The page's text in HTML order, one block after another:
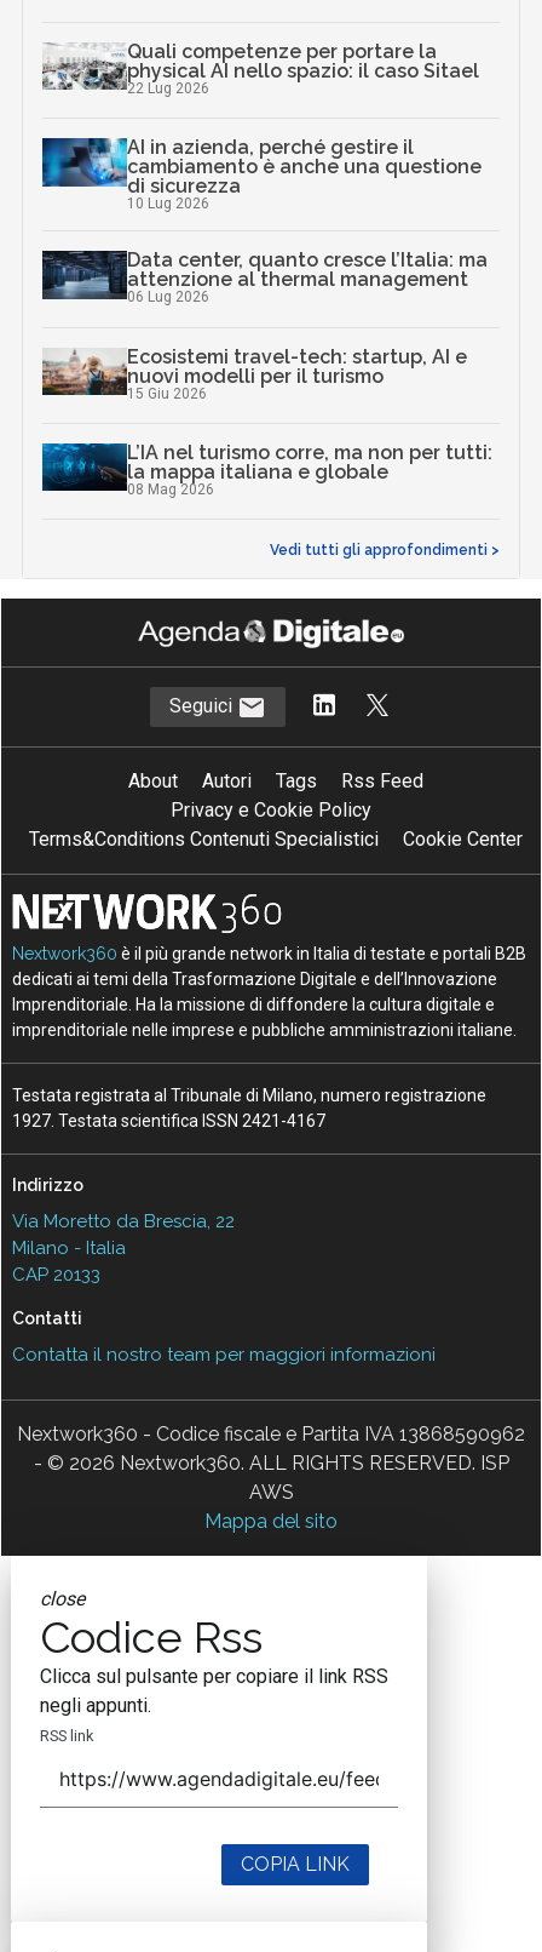
Quali competenze per portare la
physical AI nello spazio: il caso Sitael
22 Lug 2026
AI in azienda, perché gestire il
cambiamento è anche una questione
di sicurezza
10 Lug 2026
Data center, quanto cresce l’Italia: ma
attenzione al thermal management
06 Lug 2026
Ecosistemi travel-tech: startup, AI e
nuovi modelli per il turismo
15 Giu 2026
L’IA nel turismo corre, ma non per tutti:
la mappa italiana e globale
08 Mag 2026
Vedi tutti gli approfondimenti >
Seguici
About Autori Tags
Rss Feed
Privacy e Cookie Policy
Terms&Conditions Contenuti Specialistici
Cookie Center
Nextwork360 è il più grande network in Italia di testate e portali B2B
dedicati ai temi della Trasformazione Digitale e dell’Innovazione
Imprenditoriale. Ha la missione di diffondere la cultura digitale e
imprenditoriale nelle imprese e pubbliche amministrazioni italiane.
Testata registrata al Tribunale di Milano, numero registrazione
1927. Testata scientifica ISSN 2421-4167
Indirizzo
Via Moretto da Brescia, 22
Milano - Italia
CAP 20133
Contatti
Contatta il nostro team per maggiori informazioni
Nextwork360 - Codice fiscale e Partita IVA 13868590962
- © 2026 Nextwork360. ALL RIGHTS RESERVED. ISP
AWS
Mappa del sito
close
Codice Rss
Clicca sul pulsante per copiare il link RSS
negli appunti.
RSS link
COPIA LINK